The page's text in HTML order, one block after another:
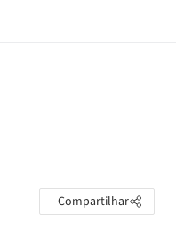
Compartilhar